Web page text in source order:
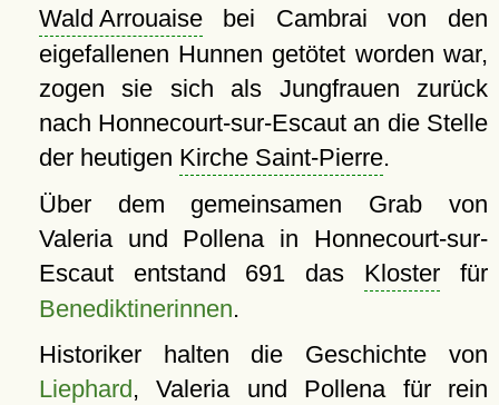
Wald Arrouaisebei Cambrai von den
eigefallenen Hunnen getötet worden war,
zogen sie sich als Jungfrauen zurück
nach Honnecourt-sur-Escaut an die Stelle
der heutigen Kirche Saint-Pierre.
Über dem gemeinsamen Grab von
Valeria und Pollena in Honnecourt-sur-
Escaut entstand 691 das Kloster für
Benediktinerinnen.
Historiker halten die Geschichte von
Liephard , Valeria und Pollena für rein